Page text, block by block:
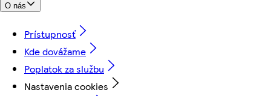
O nás
Prístupnosť
Kde dovážame
Poplatok za službu
Nastavenia cookies